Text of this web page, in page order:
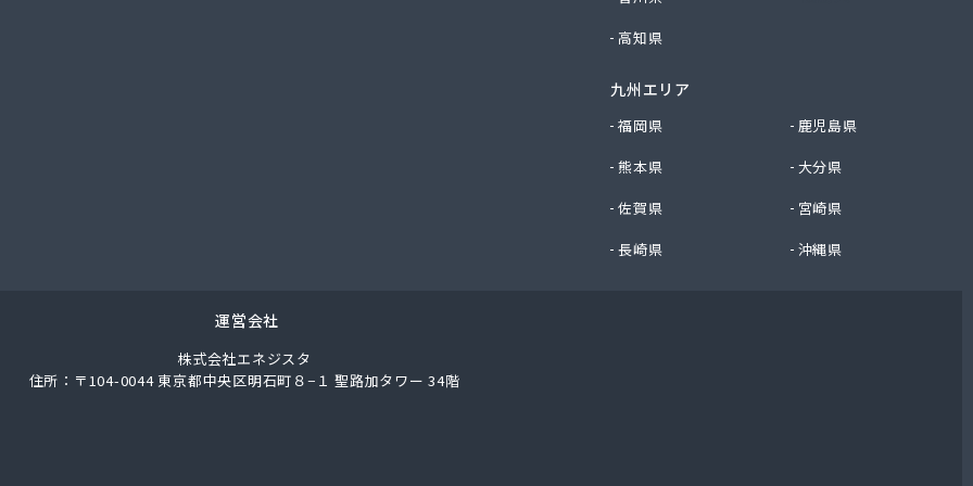
ヤチネン
高知県
九州エリア
福岡県
鹿児島県
熊本県
大分県
佐賀県
宮崎県
長崎県
沖縄県
運営会社
株式会社エネジスタ
住所：〒104-0044 東京都中央区明石町８−１ 聖路加タワー 34階